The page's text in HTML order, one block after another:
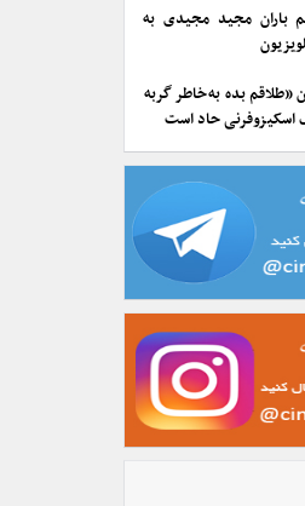
باران مجید مجیدی به
«طلاقم بده به خاطر گربه
اسکیزوفرنی حاد است